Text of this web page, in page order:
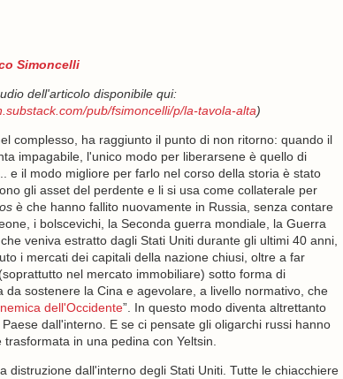
Simoncelli
dell'articolo disponibile qui:
pub/fsimoncelli/p/la-tavola-alta)
complesso, ha raggiunto il punto di non ritorno: quando il
impagabile, l'unico modo per liberarsene è quello di
e il modo migliore per farlo nel corso della storia è stato
gli asset del perdente e li si usa come collaterale per
è che hanno fallito nuovamente in Russia, senza contare
i bolscevichi, la Seconda guerra mondiale, la Guerra
veniva estratto dagli Stati Uniti durante gli ultimi 40 anni,
i mercati dei capitali della nazione chiusi, oltre a far
nel mercato immobiliare) sotto forma di
sostenere la Cina e agevolare, a livello normativo, che
nemica dell'Occidente”. In questo modo diventa altrettanto
dall'interno. E se ci pensate gli oligarchi russi hanno
in una pedina con Yeltsin.
dall'interno degli Stati Uniti. Tutte le chiacchiere